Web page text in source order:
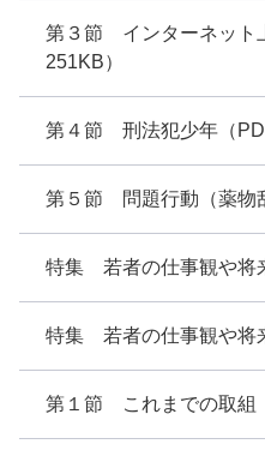
第３節 インターネット
251KB）
第４節 刑法犯少年（
第５節 問題行動（薬物
特集 若者の仕事観や将
特集 若者の仕事観や将
第１節 これまでの取組